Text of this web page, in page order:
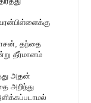
தந்தை
தீர்மானம்
அதன்
அறிந்து